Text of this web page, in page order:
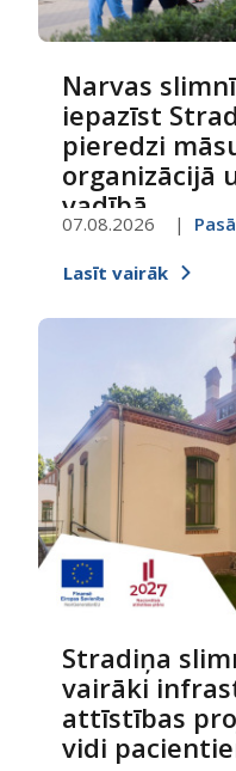
Narvas
iepazīst
pieredzi
organizācijā
vadībā
07.08.2026
Lasīt vairāk
Stradiņa
vairāki
attīstības
vidi